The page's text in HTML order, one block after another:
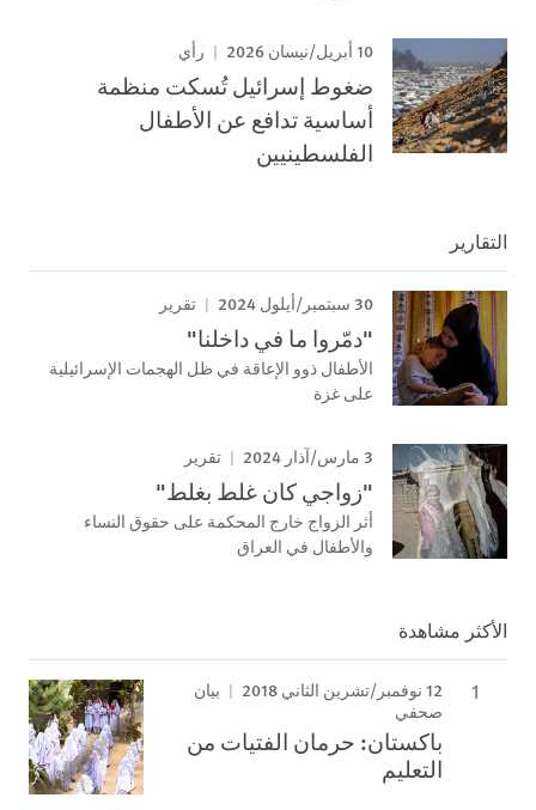
10 أبريل/نيسان 2026 رأي
ضغوط إسرائيل تُسكت منظمة
أساسية تدافع عن الأطفال
الفلسطينيين
التقارير
30 سبتمبر/أيلول 2024 تقرير
"دمّروا ما في داخلنا"
الأطفال ذوو الإعاقة في ظل الهجمات الإسرائيلية
على غزة
3 مارس/آذار 2024 تقرير
"زواجي كان غلط بغلط"
أثر الزواج خارج المحكمة على حقوق النساء
والأطفال في العراق
الأكثر مشاهدة
12 نوفمبر/تشرين الثاني 2018
بيان
صحفي
باكستان: حرمان الفتيات من
التعليم